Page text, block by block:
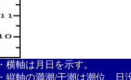
・横軸は月日を示す。
・縦軸の満潮/干潮は潮位、